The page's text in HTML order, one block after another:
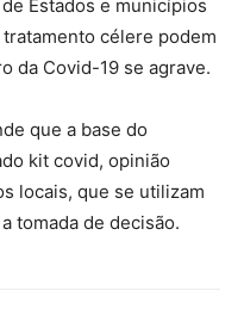
Estados e municípios
célere podem
da Covid-19 se agrave.
que a base do
kit covid, opinião
locais, que se utilizam
tomada de decisão.